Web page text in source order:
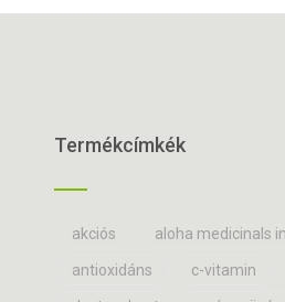
Termékcímkék
akciós aloha medicinals
antioxidáns c-vitamin